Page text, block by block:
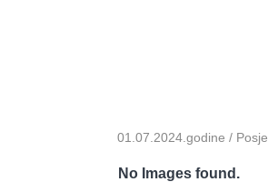
01.07.2024.godine /
No Images found.